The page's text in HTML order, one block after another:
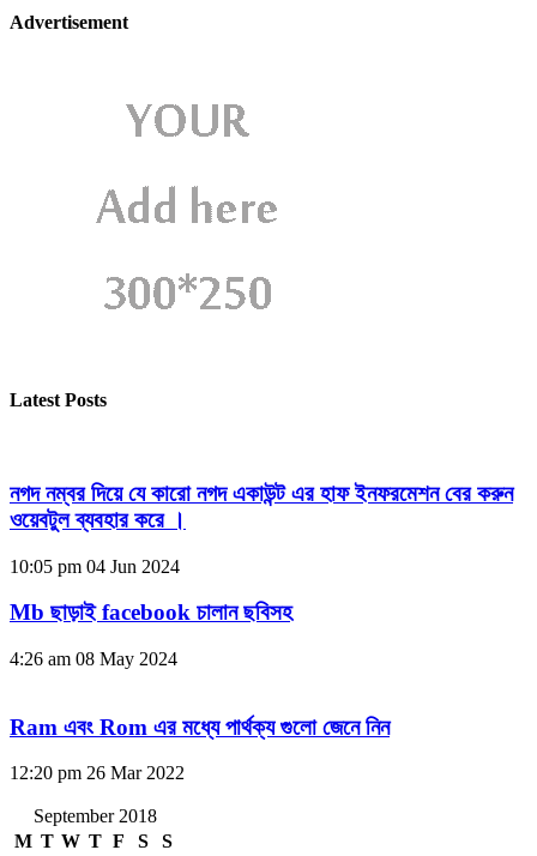
Advertisement
Latest Posts
নগদ নম্বর দিয়ে যে কারো নগদ একাউন্ট এর হাফ ইনফরমেশন বের করুন
ওয়েবটুল ব্যবহার করে ।
10:05 pm 04 Jun 2024
Mb ছাড়াই facebook চালান ছবিসহ
4:26 am 08 May 2024
Ram এবং Rom এর মধ্যে পার্থক্য গুলো জেনে নিন
12:20 pm 26 Mar 2022
September 2018
M T W T F S
S